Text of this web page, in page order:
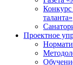
Конкурс
таланта»
Проектное